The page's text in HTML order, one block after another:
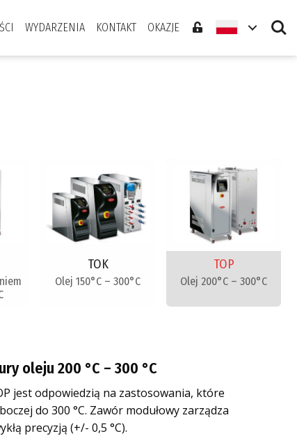
WYDARZENIA KONTAKT OKAZJE Search
TOK
Olej 150°C – 300°C
TOP
Olej 200°C – 300°C
oleju 200 °C – 300 °C
jest odpowiedzią na zastosowania, które
do 300 °C. Zawór modułowy zarządza
precyzją (+/- 0,5 °C).